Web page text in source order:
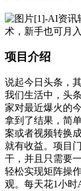
项目介绍
说起今日头条，
我们生活中，头
家对最近爆火的
拿到了结果，简
案或者视频转换
就有收益。项目
干，并且只需要
轻松实现矩阵操
观。每天花1小